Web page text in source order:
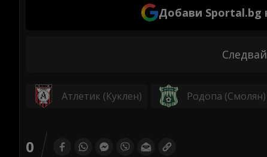
Добави Sportal.bg
Атлетик (Куклен) Родопа (Смолян)
0